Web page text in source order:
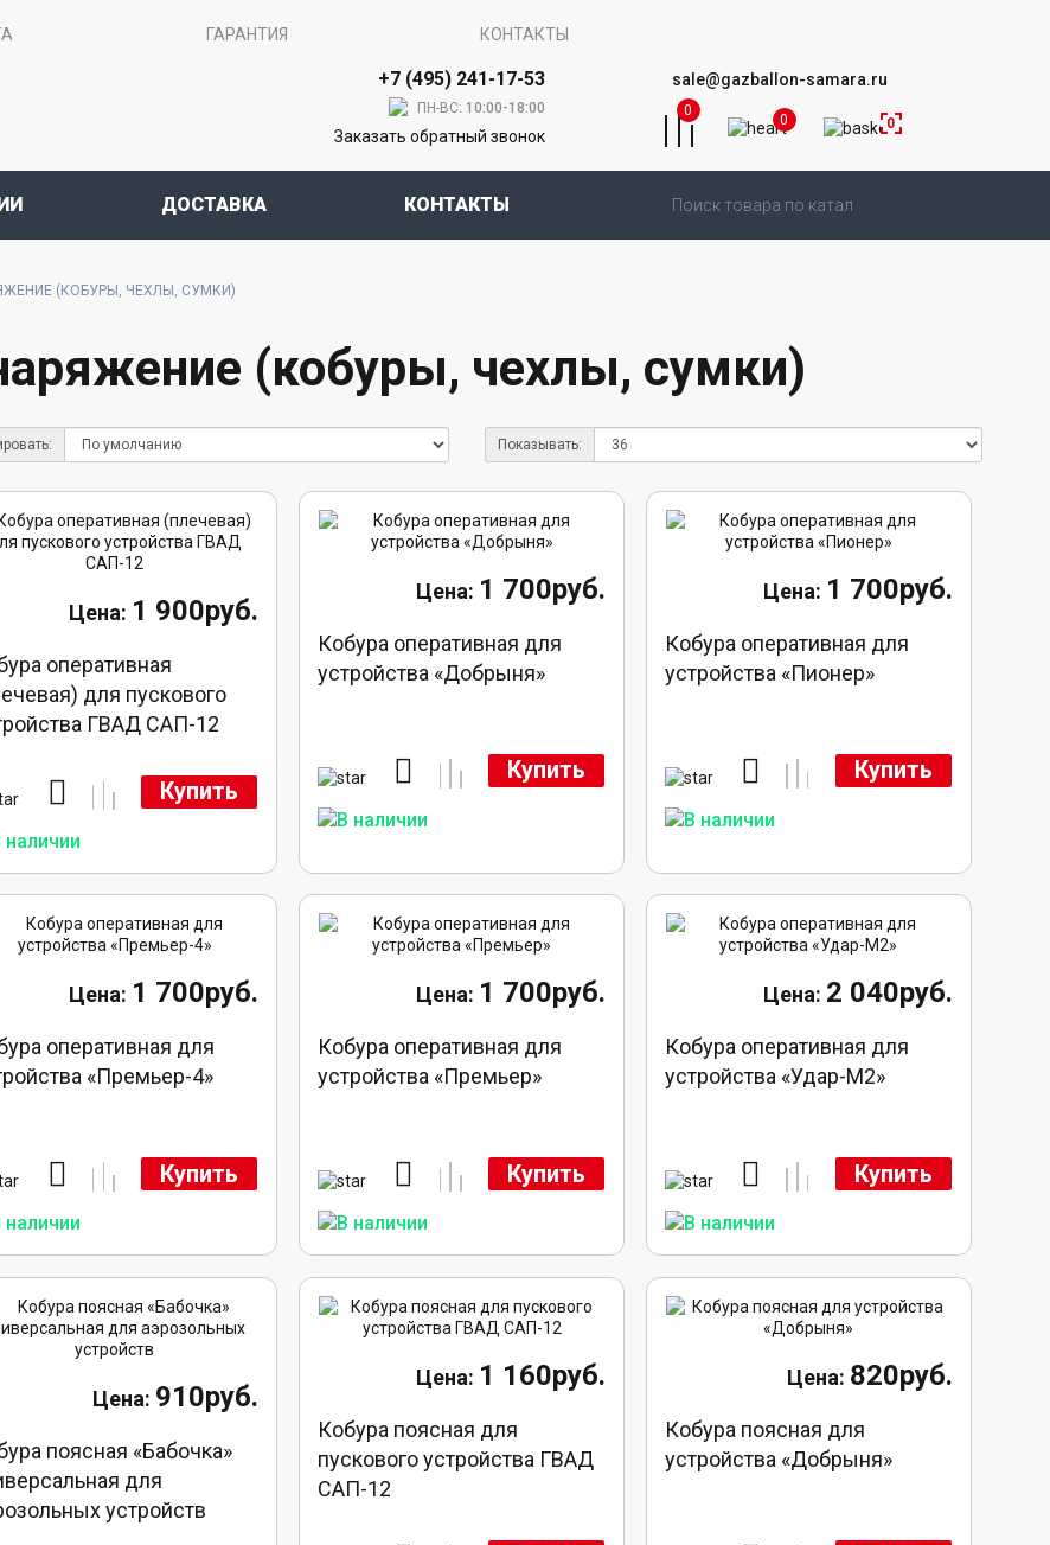
ГАРАНТИЯ КОНТАКТЫ
+7 (495) 241-17-53
ПН-ВС:10:00-18:00
Заказать обратный звонок
sale@gazballon-samara.ru
0
0 0
ДОСТАВКА КОНТАКТЫ
(КОБУРЫ, ЧЕХЛЫ, СУМКИ)
(кобуры, чехлы, сумки)
Показывать:
1 900руб.
оперативная
для пускового
ГВАД САП-12
Купить
1 700руб.
Кобура оперативная для
устройства «Добрыня»
Купить
1 700руб.
Кобура оперативная для
устройства «Пионер»
Купить
1 700руб.
оперативная для
«Премьер-4»
Купить
1 700руб.
Кобура оперативная для
устройства «Премьер»
Купить
2 040руб.
Кобура оперативная для
устройства «Удар-М2»
Купить
910руб.
поясная «Бабочка»
для
устройств
1 160руб.
Кобура поясная для
пускового устройства ГВАД
САП-12
820руб.
Кобура поясная для
устройства «Добрыня»